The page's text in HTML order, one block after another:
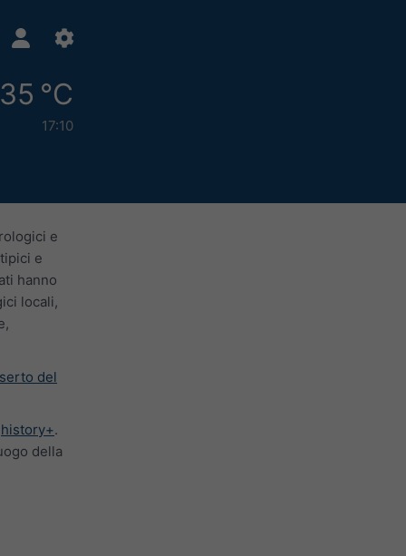
35 °C
17:10
e
e
hanno
locali,
del
history+.
della